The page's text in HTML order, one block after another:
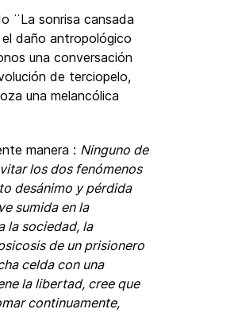
¨La sonrisa cansada
daño antropológico
una conversación
de terciopelo,
una melancólica
manera : Ninguno de
los dos fenómenos
desánimo y pérdida
sumida en la
la sociedad, la
de un prisionero
celda con una
la libertad, cree que
continuamente,